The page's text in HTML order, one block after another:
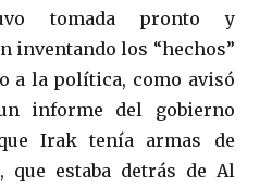
tomada pronto y
inventando los “hechos”
a la política, como avisó
informe del gobierno
Irak tenía armas de
que estaba detrás de Al